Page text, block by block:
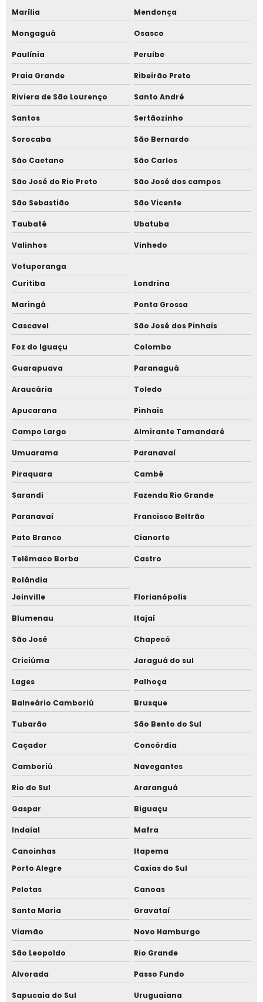
Tenda 3x3 sanfonada com laterais
Tenda 3x3 sanfonada com laterais preço
Tenda 4 por 4
Tenda 5 por 5
Tenda 5x5 piramidal com fechamento
Tenda 6 por 6
Tenda a venda
Tenda carpa completa
Tenda carpa completa preço
Tenda carpa completa valor
Tenda carpa hospitalar
Tenda carpa para escritório
Tenda carpa para refeitório
Tenda carpa para reuniões
Tenda carpa preço
Tenda carpa valor
Tenda carpinha
Tenda de carpa
Tenda evento ao ar livre
Tenda para eventos
Tenda para eventos aluguel
Tenda para eventos comprar
Tenda para eventos locação
Tenda para eventos preço
Tenda piramidal 10x10
Tenda piramidal 10x10 a venda
Tenda piramidal 10x10 com calha
Tenda piramidal 10x10 preço
Tenda piramidal 10x10 preço aluguel
Tenda piramidal 12x12
Tenda piramidal 15x15
Tenda piramidal 3x3
Tenda piramidal 3x3 preço
Tenda piramidal 5 x 5
Tenda piramidal 6x6
Tenda piramidal 6x6 a venda
Tenda piramidal 6x6 preço
Tenda piramidal 8x8 com calha
Marília Mendonça
Mongaguá Osasco
Paulínia Peruíbe
Praia Grande Ribeirão Preto
Riviera de São Lourenço Santo André
Santos Sertãozinho
Sorocaba São Bernardo
São Caetano São Carlos
São José do Rio Preto São José dos campos
São Sebastião São Vicente
Taubaté Ubatuba
Valinhos Vinhedo
Votuporanga
Curitiba
Londrina
Maringá Ponta Grossa
Cascavel São José dos Pinhais
Foz do Iguaçu Colombo
Guarapuava Paranaguá
Araucária Toledo
Apucarana Pinhais
Campo Largo Almirante Tamandaré
Umuarama Paranavaí
Piraquara Cambé
Sarandi Fazenda Rio Grande
Paranavaí Francisco Beltrão
Pato Branco Cianorte
Telêmaco Borba Castro
Rolândia
Joinville
Florianópolis
Blumenau Itajaí
São José Chapecó
Criciúma Jaraguá do sul
Lages Palhoça
Balneário Camboriú Brusque
Tubarão São Bento do Sul
Caçador Concórdia
Camboriú Navegantes
Rio do Sul Araranguá
Gaspar Biguaçu
Indaial Mafra
Canoinhas
Itapema
Porto Alegre
Caxias do Sul
Pelotas Canoas
Santa Maria Gravataí
Viamão Novo Hamburgo
São Leopoldo Rio Grande
Alvorada Passo Fundo
Sapucaia do Sul Uruguaiana